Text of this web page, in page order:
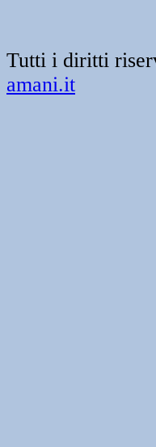
Tutti i diritti
amani.it